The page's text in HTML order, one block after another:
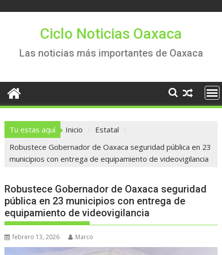
Ciclo Noticias Oaxaca
Las noticias más importantes de Oaxaca
Tu estas aquí Inicio
Estatal
Robustece Gobernador de Oaxaca seguridad pública en 23
municipios con entrega de equipamiento de videovigilancia
Robustece Gobernador de Oaxaca seguridad
pública en 23 municipios con entrega de
equipamiento de videovigilancia
febrero 13, 2026 Marco